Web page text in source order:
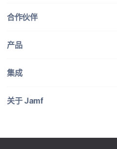
合作​伙伴
产品
集成
关于Jamf